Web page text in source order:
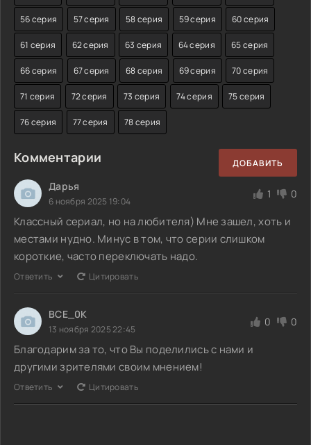
56 серия 57 серия 58 серия 59 серия 60 серия
61 серия 62 серия 63 серия 64 серия 65 серия
66 серия 67 серия 68 серия 69 серия 70 серия
71 серия 72 серия 73 серия 74 серия 75 серия
76 серия 77 серия 78 серия
Комментарии ДОБАВИТЬ
Дарья
6 ноября 2025 19:04
1 0
Классный сериал, но на любителя) Мне зашел, хоть и
местами нудно. Минус в том, что серии слишком
короткие, часто переключать надо.
Ответить Цитировать
BCE_0K
13 ноября 2025 22:45
0 0
Благодарим за то, что Вы поделились с нами и
другими зрителями своим мнением!
Ответить Цитировать